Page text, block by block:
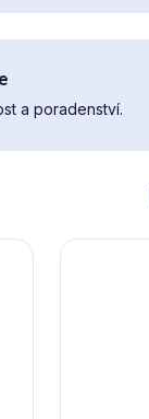
a poradenství.